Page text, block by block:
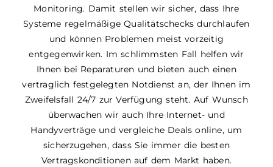
Monitoring. Damit stellen wir sicher, dass Ihre
Systeme regelmäßige Qualitätschecks durchlaufen
und können Problemen meist vorzeitig
entgegenwirken. Im schlimmsten Fall helfen wir
Ihnen bei Reparaturen und bieten auch einen
vertraglich festgelegten Notdienst an, der Ihnen im
Zweifelsfall 24/7 zur Verfügung steht. Auf Wunsch
überwachen wir auch Ihre Internet- und
Handyverträge und vergleiche Deals online, um
sicherzugehen, dass Sie immer die besten
Vertragskonditionen auf dem Markt haben.